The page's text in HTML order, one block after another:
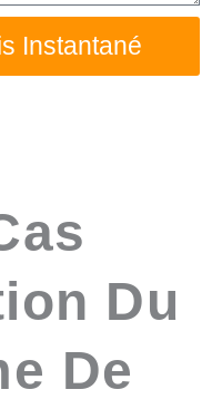
Instantané
Du
De